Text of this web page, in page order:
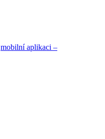
mobilní aplikaci –